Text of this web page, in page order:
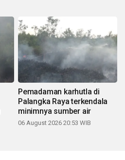
Pemadaman karhutla di
Palangka Raya terkendala
minimnya sumber air
06 August 2026 20:53 WIB